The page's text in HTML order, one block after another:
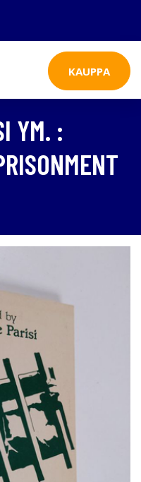
KAUPPA
YM. :